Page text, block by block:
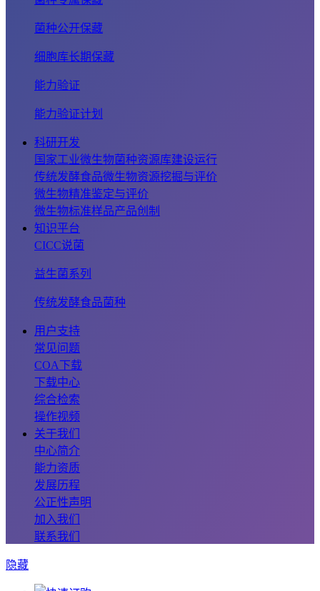
菌种公开保藏
细胞库长期保藏
能力验证
能力验证计划
科研开发
国家工业微生物菌种资源库建设运行
传统发酵食品微生物资源挖掘与评价
微生物精准鉴定与评价
微生物标准样品产品创制
知识平台
CICC说菌
益生菌系列
传统发酵食品菌种
用户支持
常见问题
COA下载
下载中心
综合检索
操作视频
关于我们
中心简介
能力资质
发展历程
公正性声明
加入我们
联系我们
隐藏